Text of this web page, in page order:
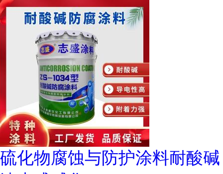
硫化物腐蚀与防护涂料耐酸碱